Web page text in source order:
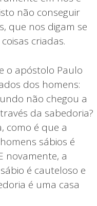
não conseguir
que nos digam se
criadas.
o apóstolo Paulo
dos homens:
não chegou a
da sabedoria?
como é que a
sábios é
novamente, a
é cauteloso e
é uma casa